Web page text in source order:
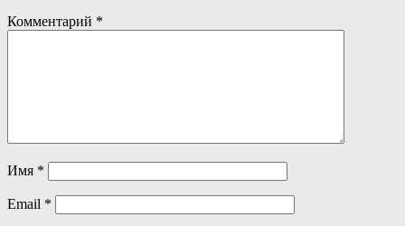
Комментарий *
Имя *
Email *